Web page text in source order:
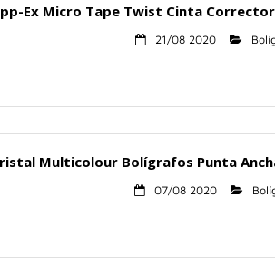
Ex Micro Tape Twist Cinta
21/08 2020
Multicolour Bolígrafos Punta
07/08 2020